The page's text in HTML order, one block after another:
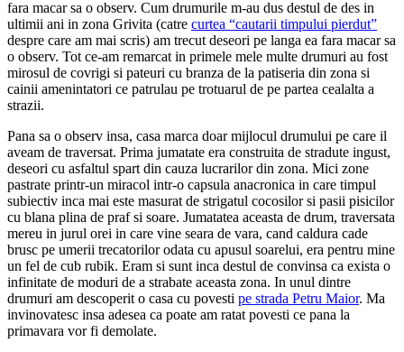
fara macar sa o observ. Cum drumurile m-au dus destul de des in
ultimii ani in zona Grivita (catre curtea “cautarii timpului pierdut”
despre care am mai scris) am trecut deseori pe langa ea fara macar sa
o observ. Tot ce-am remarcat in primele mele multe drumuri au fost
mirosul de covrigi si pateuri cu branza de la patiseria din zona si
cainii amenintatori ce patrulau pe trotuarul de pe partea cealalta a
strazii.
Pana sa o observ insa, casa marca doar mijlocul drumului pe care il
aveam de traversat. Prima jumatate era construita de stradute ingust,
deseori cu asfaltul spart din cauza lucrarilor din zona. Mici zone
pastrate printr-un miracol intr-o capsula anacronica in care timpul
subiectiv inca mai este masurat de strigatul cocosilor si pasii pisicilor
cu blana plina de praf si soare. Jumatatea aceasta de drum, traversata
mereu in jurul orei in care vine seara de vara, cand caldura cade
brusc pe umerii trecatorilor odata cu apusul soarelui, era pentru mine
un fel de cub rubik. Eram si sunt inca destul de convinsa ca exista o
infinitate de moduri de a strabate aceasta zona. In unul dintre
drumuri am descoperit o casa cu povesti pe strada Petru Maior. Ma
invinovatesc insa adesea ca poate am ratat povesti ce pana la
primavara vor fi demolate.